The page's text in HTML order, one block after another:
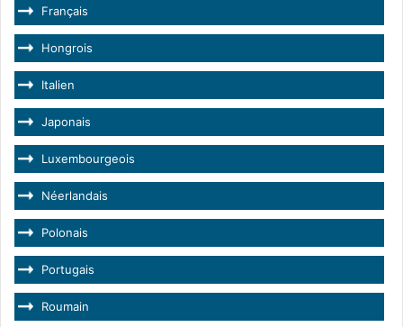
Français
Hongrois
Italien
Japonais
Luxembourgeois
Néerlandais
Polonais
Portugais
Roumain